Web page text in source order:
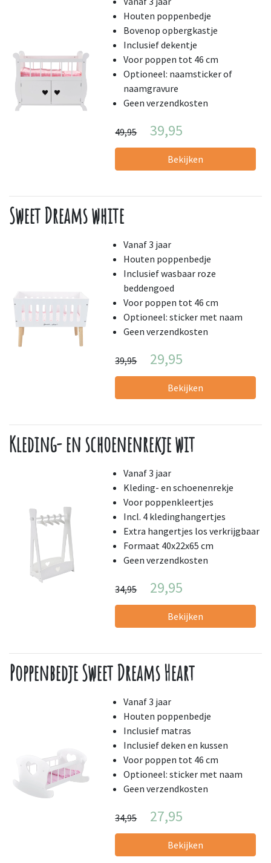
Houten poppenbedje
Bovenop opbergkastje
Inclusief dekentje
Voor poppen tot 46 cm
Optioneel: naamsticker of
naamgravure
Geen verzendkosten
49,95 39,95
Bekijken
Sweet Dreams white
Vanaf 3 jaar
Houten poppenbedje
Inclusief wasbaar roze
beddengoed
Voor poppen tot 46 cm
Optioneel: sticker met naam
Geen verzendkosten
39,95 29,95
Bekijken
Kleding- en schoenenrekje wit
Vanaf 3 jaar
Kleding- en schoenenrekje
Voor poppenkleertjes
Incl. 4 kledinghangertjes
Extra hangertjes los verkrijgbaar
Formaat 40x22x65 cm
Geen verzendkosten
34,95 29,95
Bekijken
Poppenbedje Sweet Dreams Heart
Vanaf 3 jaar
Houten poppenbedje
Inclusief matras
Inclusief deken en kussen
Voor poppen tot 46 cm
Optioneel: sticker met naam
Geen verzendkosten
34,95 27,95
Bekijken